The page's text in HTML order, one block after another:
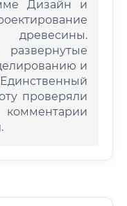
Дизайн и
и
проверяли